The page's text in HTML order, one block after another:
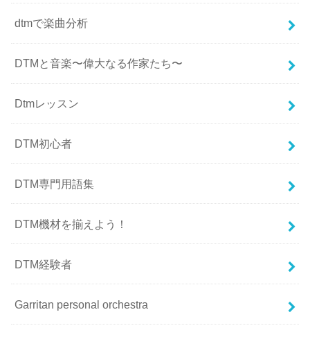
dtmで楽曲分析
DTMと音楽〜偉大なる作家たち〜
Dtmレッスン
DTM初心者
DTM専門用語集
DTM機材を揃えよう！
DTM経験者
Garritan personal orchestra